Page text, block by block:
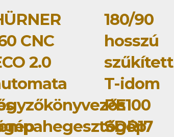
CNC
2.0
180/90
hosszú
szűkített
T-idom
PE100
SDR17